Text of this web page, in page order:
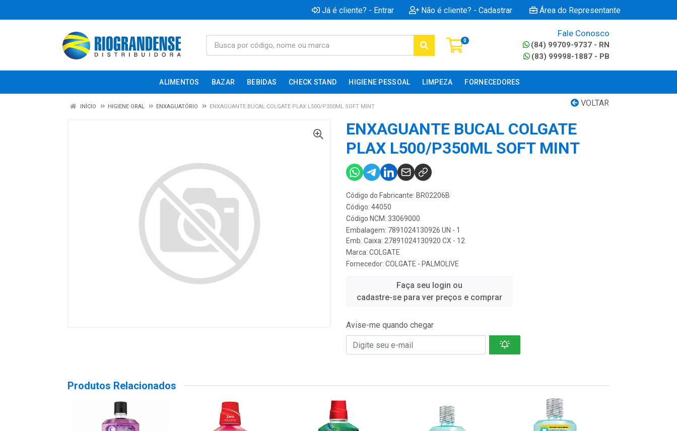
Já é cliente? - Entrar Não é cliente? - Cadastrar Área do Representante
0
Fale Conosco
(84) 99709-9737 - RN
(83) 99998-1887 - PB
ALIMENTOS BAZAR BEBIDAS CHECK STAND HIGIENE PESSOAL LIMPEZA FORNECEDORES
VOLTAR
INÍCIO HIGIENE ORAL ENXAGUATÓRIO ENXAGUANTE BUCAL COLGATE PLAX L500/P350ML SOFT MINT
ENXAGUANTE BUCAL COLGATE
PLAX L500/P350ML SOFT MINT
Código do Fabricante: BR02206B
Código: 44050
Código NCM: 33069000
Embalagem: 7891024130926 UN - 1
Emb. Caixa: 27891024130920 CX - 12
Marca: COLGATE
Fornecedor: COLGATE - PALMOLIVE
Faça seu login ou
cadastre-se para ver preços e comprar
Avise-me quando chegar
Produtos Relacionados